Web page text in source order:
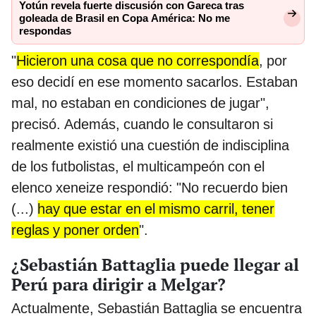
Yotún revela fuerte discusión con Gareca tras
goleada de Brasil en Copa América: No me
respondas
"Hicieron una cosa que no correspondía, por
eso decidí en ese momento sacarlos. Estaban
mal, no estaban en condiciones de jugar",
precisó. Además, cuando le consultaron si
realmente existió una cuestión de indisciplina
de los futbolistas, el multicampeón con el
elenco xeneize respondió: "No recuerdo bien
(...) hay que estar en el mismo carril, tener
reglas y poner orden".
¿Sebastián Battaglia puede llegar al
Perú para dirigir a Melgar?
Actualmente, Sebastián Battaglia se encuentra